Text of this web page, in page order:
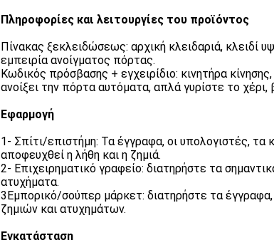
Πληροφορίες και λειτουργίες του προϊόντος
Πίνακας ξεκλειδώσεως: αρχική κλειδαριά, κλειδί
εμπειρία ανοίγματος πόρτας.
Κωδικός πρόσβασης + εγχειρίδιο: κινητήρα
ανοίξει την πόρτα αυτόματα, απλά γυρίστε το χέρι,
Εφαρμογή
1- Σπίτι/επιστήμη: Τα έγγραφα, οι υπολογιστές,
αποφευχθεί η λήθη και η ζημιά.
2- Επιχειρηματικό γραφείο: διατηρήστε τα
ατυχήματα.
3Εμπορικό/σούπερ μάρκετ: διατηρήστε τα
ζημιών και ατυχημάτων.
Εγκατάσταση